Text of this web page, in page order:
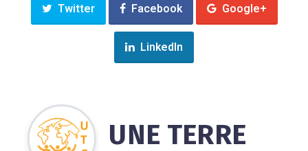
Twitter
Facebook Google+
LinkedIn
UNE TERRE